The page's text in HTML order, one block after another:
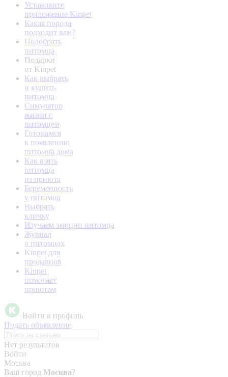
Установите
приложение Kinpet
Какая порода
подходит вам?
Подобрать
питомца
Подарки
от Kinpet
Как выбрать
и купить
питомца
Симулятор
жизни с
питомцем
Готовимся
к появлению
питомца дома
Как взять
питомца
из приюта
Беременность
у питомца
Выбрать
кличку
Изучаем эмоции питомца
Журнал
о питомцах
Kinpet для
продавцов
Kinpet
помогает
приютам
Войти в профиль
Подать объявление
Нет результатов
Войти
Москва
Ваш город Москва?